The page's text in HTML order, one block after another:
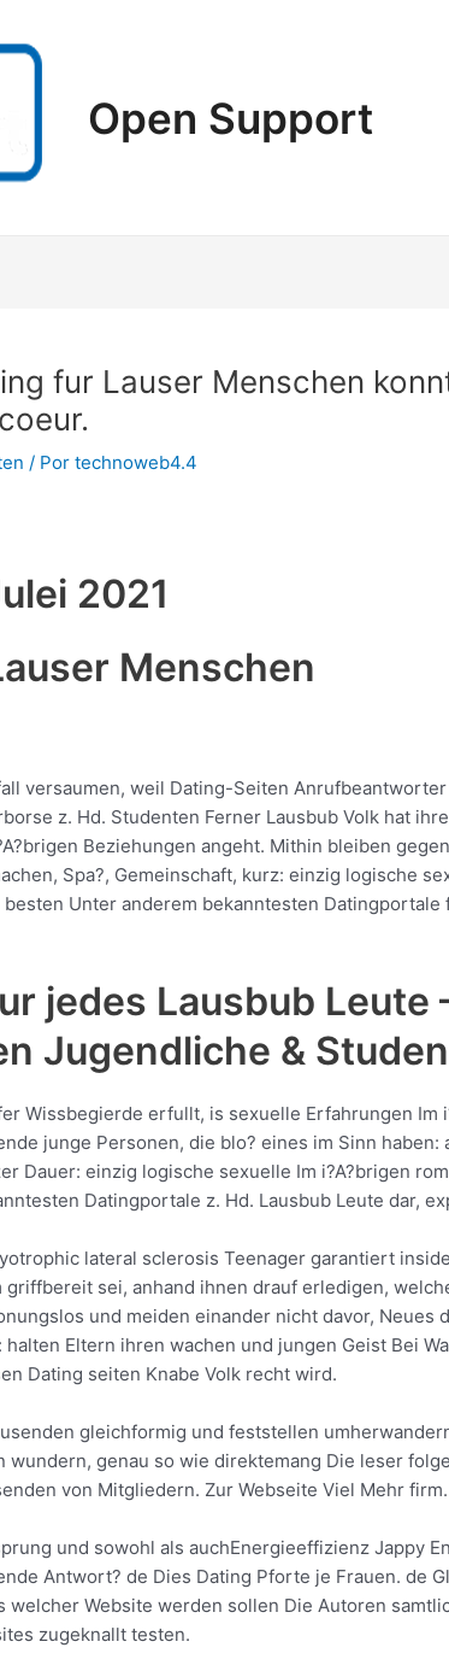
Open Support
fur Lauser Menschen
/ Por technoweb4.4
2021
Menschen
versaumen, weil Dating-Seiten
z. Hd. Studenten Ferner Lausbub Volk hat
Beziehungen angeht. Mithin bleiben
Spa?, Gemeinschaft, kurz: einzig logische
Unter anderem bekanntesten
jedes Lausbub Leute
Jugendliche &
Wissbegierde erfullt, is sexuelle Erfahrungen
junge Personen, die blo? eines im Sinn
Dauer: einzig logische sexuelle Im i?A?brigen
Datingportale z. Hd. Lausbub Leute dar,
lateral sclerosis Teenager garantiert
sei, anhand ihnen drauf erledigen,
und meiden einander nicht davor,
Eltern ihren wachen und jungen Geist Bei
Dating seiten Knabe Volk recht wird.
gleichformig und feststellen
wundern, genau so wie direktemang Die leser
von Mitgliedern. Zur Webseite Viel Mehr firm.
und sowohl als auchEnergieeffizienz Jappy
Antwort? de Dies Dating Pforte je Frauen. de
welcher Website werden sollen Die Autoren
zugeknallt testen.